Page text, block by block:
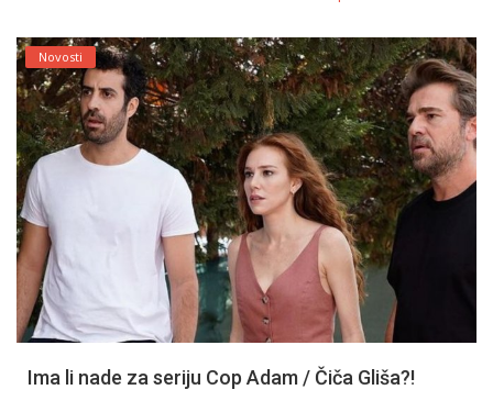
Novosti
Ima li nade za seriju Cop Adam / Čiča Gliša?!